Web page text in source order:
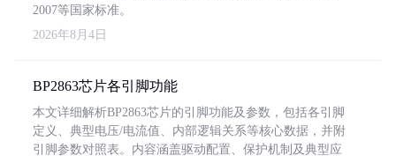
2007等国家标准。
2026年8月4日
BP2863芯片各引脚功能
本文详细解析BP2863芯片的引脚功能及参数，包括各引脚
定义、典型电压/电流值、内部逻辑关系等核心数据，并附
引脚参数对照表。内容涵盖驱动配置、保护机制及典型应